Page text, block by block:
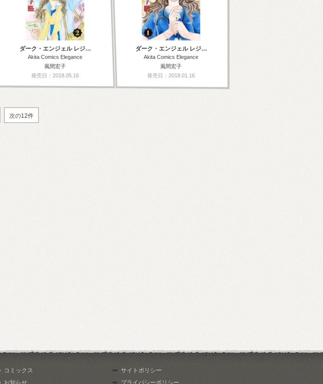
ダーク・エンジェル レジ…
Akita Comics Elegance
風間宏子
発売日：2018.05.16
ダーク・エンジェル レジ…
Akita Comics Elegance
風間宏子
発売日：2018.01.16
次の12件
コミックス
お知らせ
サイトポリシー
プライバシーポリシー